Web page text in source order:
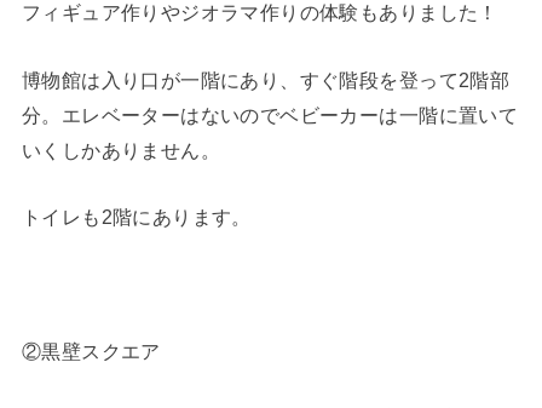
フィギュア作りやジオラマ作りの体験もありました！
博物館は入り口が一階にあり、すぐ階段を登って2階部
分。エレベーターはないのでベビーカーは一階に置いて
いくしかありません。
トイレも2階にあります。
②黒壁スクエア